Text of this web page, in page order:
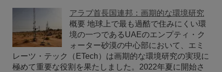
アラブ首長国連邦：画期的な環境研究
概要 地球上で最も過酷で住みにくい環
境の一つであるUAEのエンプティ・ク
ォーター砂漠の中心部において、エミ
レーツ・テック（ETech）は画期的な環境研究の実現に
極めて重要な役割を果たしました。2022年夏に開始さ